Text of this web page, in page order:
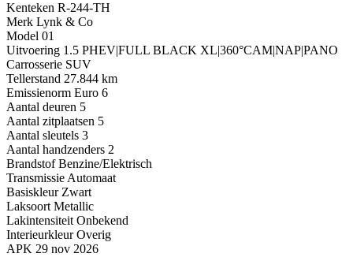
Kenteken R-244-TH
Merk Lynk & Co
Model 01
Uitvoering 1.5 PHEV|FULL BLACK XL|360°CAM|NAP|PANO
Carrosserie SUV
Tellerstand 27.844 km
Emissienorm Euro 6
Aantal deuren 5
Aantal zitplaatsen 5
Aantal sleutels 3
Aantal handzenders 2
Brandstof Benzine/Elektrisch
Transmissie Automaat
Basiskleur Zwart
Laksoort Metallic
Lakintensiteit Onbekend
Interieurkleur Overig
APK 29 nov 2026